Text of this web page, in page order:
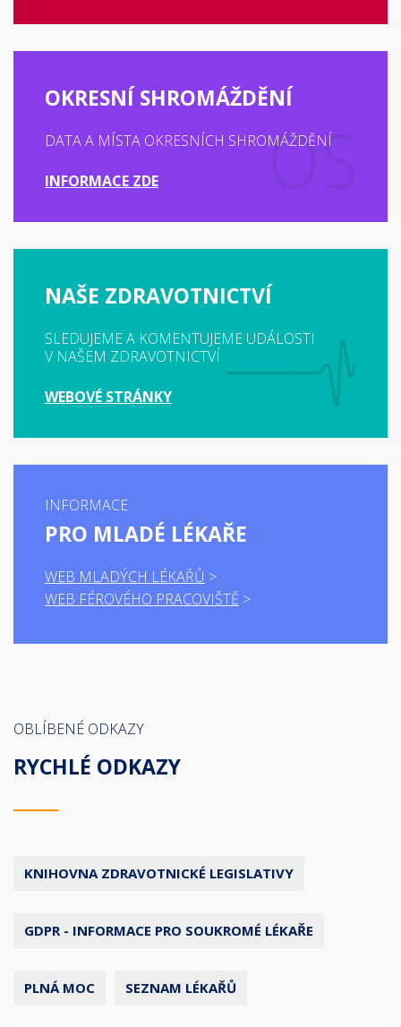
OKRESNÍ SHROMÁŽDĚNÍ
DATA A MÍSTA OKRESNÍCH SHROMÁŽDĚNÍ
INFORMACE ZDE
NAŠE ZDRAVOTNICTVÍ
SLEDUJEME A KOMENTUJEME UDÁLOSTI
V NAŠEM ZDRAVOTNICTVÍ
WEBOVÉ STRÁNKY
INFORMACE
PRO MLADÉ LÉKAŘE
WEB MLADÝCH LÉKAŘŮ
WEB FÉROVÉHO PRACOVIŠTĚ
OBLÍBENÉ ODKAZY
RYCHLÉ ODKAZY
KNIHOVNA ZDRAVOTNICKÉ LEGISLATIVY
GDPR - INFORMACE PRO SOUKROMÉ LÉKAŘE
PLNÁ MOC SEZNAM LÉKAŘŮ